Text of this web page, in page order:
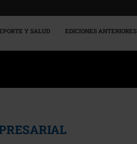
Y SALUD EDICIONES ANTERIORES